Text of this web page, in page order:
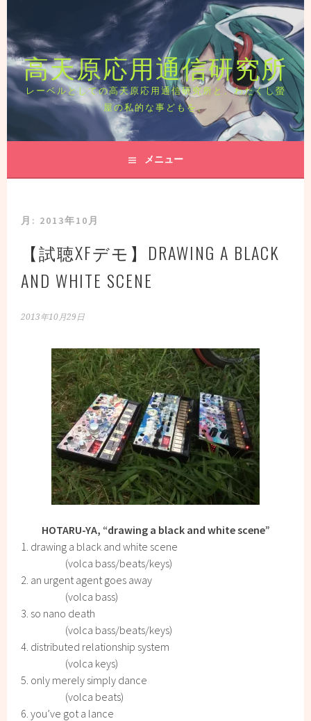
テ
ン
ツ
へ
ス
ッ
高天原応用通信研究所
レーベルとしての高天原応用通信研究所と、わたくし螢
屋の私的な事どもを。
メニュー
月: 2013年10月
【試聴XFデモ】DRAWING A BLACK
AND WHITE SCENE
2013年10月29日
HOTARU-YA, “drawing a black and white scene”
1. drawing a black and white scene
(volca bass/beats/keys)
2. an urgent agent goes away
(volca bass)
3. so nano death
(volca bass/beats/keys)
4. distributed relationship system
(volca keys)
5. only merely simply dance
(volca beats)
6. you’ve got a lance